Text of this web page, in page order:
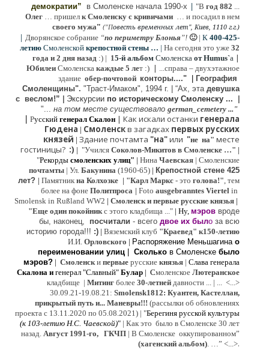
демократии” в Смоленске начала 1990-х | "В год 882 ...
Олег … пришел к Смоленску с кривичами … и посадил в нем
своего мужа" ("Повесть временных лет", Киев, 1110 г.г.)
| Дворянское собрание “по периметру Блонья”! 🙂| К 400-425-
летию Смоленской крепостной стены … | На сегодня это уже 32
года и 2 дня назад :) | 15-й альбом Смоленска от Humus`a |
Юбилеи Смоленска каждые 5 лет :) | ...справа – двухэтажное
здание обер-почтовой конторы...."
Гeография
Cмоленщины". "Траст-Имаком", 1994 г. “Ах, эта девушка
с веслом!”
Экскурсии по историческому Смоленску ...
"... на том месте существовало german_cemetery ..."
| Русский генерал Скалон | Как искали останки генерала
Гюдена | Смоленскв загадках первых русских
князей | Здание почтамта "на"или "не на" месте
гостиницы? :) | "Учился Соколов-Микитов в Смоленске …" |
"Рекорды смоленских улиц" | Нина Чаевская | Смоленские
почтамты | Ул. Бакунина (1960-65) | Крепостной стене 425
лет? | Памятник на Колхозке | "Карл Маркс - это голова!", тем
более на фоне Политпроса | Foto ausgebranntes Viertel in
Smolensk in Rußland WW2 | Смоленск и первые русские князья |
"Еще один покойникс этого кладбища ..." | Ну, мэров вроде
бы, наконец, посчитали - всего двое их было за всю
историю города!!! :) | Вяземский клуб "Краевед" к150-летию
И.И. Орловского | Распоряжение Меньшагина о
переименовании улиц
Сколько в Смоленске было
мэров? | Смоленски первые русские князья | Слава генерала
Скалона и генерал "Славный" Булар | Смоленское Лютерaнское
кладбище | Митинг более 30-летней давности ... | ... <...>
30.09.21-19.08.21: Smolensk1812: Куантен, Кастеллан,
прикрытый путь и... Маневры!!! (рассылки об обновлениях
проекта с 13.11.2020 по 05.08.2021) | "Берегиня русской культуры
(к 103-летию Н.С. Чаевской)" | Как это было в Смоленске 30 лет
назад. Август 1991-го, ГКЧП | В Смоленске оккупированном”
(хагенский альбом). …” <...>.